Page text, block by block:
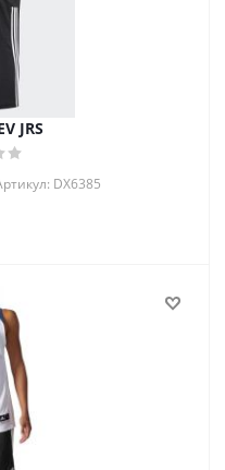
JRS
DX6385